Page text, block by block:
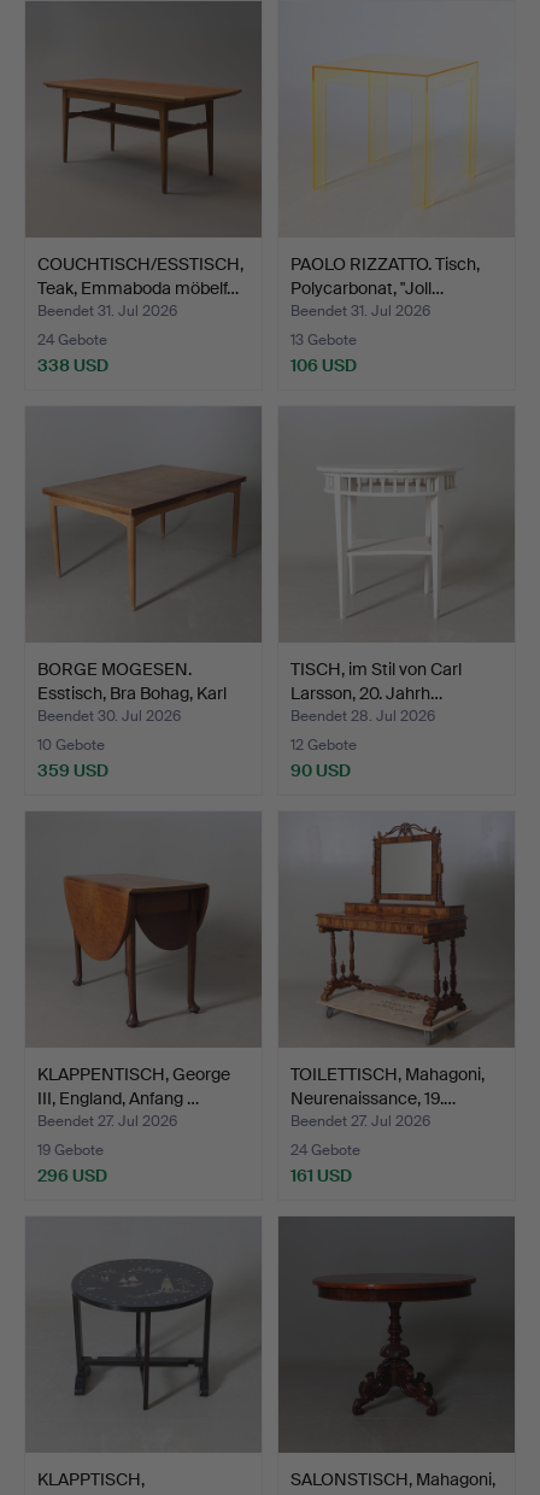
COUCHTISCH/ESSTISCH,
Teak, Emmaboda möbelf…
Beendet 31. Jul 2026
24 Gebote
338 USD
PAOLO RIZZATTO. Tisch,
Polycarbonat, "Joll…
Beendet 31. Jul 2026
13 Gebote
106 USD
BORGE MOGESEN.
Esstisch, Bra Bohag, Karl
A…
Beendet 30. Jul 2026
10 Gebote
359 USD
TISCH, im Stil von Carl
Larsson, 20. Jahrh…
Beendet 28. Jul 2026
12 Gebote
90 USD
KLAPPENTISCH, George
III, England, Anfang …
Beendet 27. Jul 2026
19 Gebote
296 USD
TOILETTISCH, Mahagoni,
Neurenaissance, 19.…
Beendet 27. Jul 2026
24 Gebote
161 USD
KLAPPTISCH,
SALONSTISCH, Mahagoni,